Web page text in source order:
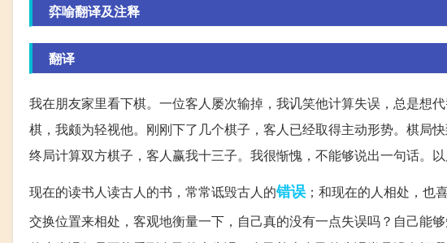
弈喻翻译及注释
翻译
我在朋友家里看下棋。一位客人屡次输掉，我讥笑他计算失误，总是想
棋，我颇为轻视他。刚刚下了几个棋子，客人已经取得主动形势。棋局
终局计算双方棋子，客人赢我十三子。我很惭愧，不能够说出一句话。
现在的读书人读古人的书，常常诋毁古人的错误 ；和现在的人相处，也
交换位置来相处，客观地衡量一下，自己真的没有一点失误吗？自己能